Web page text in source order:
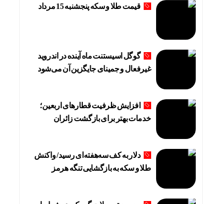
قیمت طلا و سکه پنجشنبه 15 مرداد
گوگل اسیستنت ماه آینده در اندروید
غیرفعال و جمینای جایگزین آن می‌شود
افزایش ظرفیت قطارهای اربعین؛
خدمات بهتر برای بازگشت زائران
دلار به کف سه‌هفته‌ای رسید/ واکنش
طلا و سکه به بازگشایی تنگه هرمز